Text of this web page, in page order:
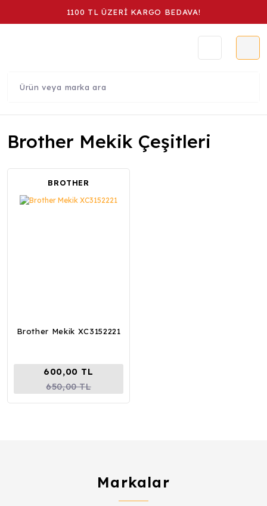
1100 TL ÜZERİ KARGO BEDAVA!
Brother Mekik Çeşitleri
BROTHER
Brother Mekik XC3152221
600,00 TL
650,00 TL
Markalar